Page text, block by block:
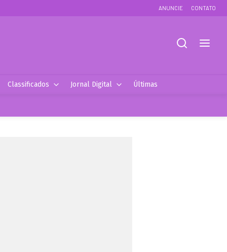
ANUNCIE CONTATO
Classificados Jornal Digital Últimas